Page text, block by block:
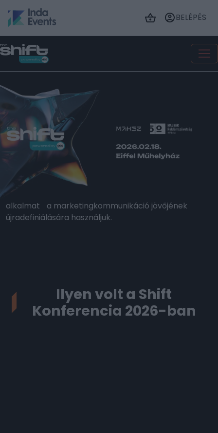
BELÉPÉS
A THE SHIFT nem egy újabb iparági esemény. Ez egy
őszinte, jövőbe tekintő fórum, ahol újragondoljuk, mit
jelent a marketing, a kreativitás és a kommunikáció
egy változó világban.
A rendezvény a Magyar Reklámszövetség (MRSZ) és
a Magyarországi Kommunikációs Ügynökségek
Szövetsége (MAKSZ) közös kezdeményezése,
melyen mindkét szervezet fennállásának ötvenedik,
illetve harmincadik évfordulóját ünnepeljük – és ezt az
alkalmat a marketingkommunikáció jövőjének
újradefiniálására használjuk.
Ilyen volt a Shift
Konferencia 2026-ban